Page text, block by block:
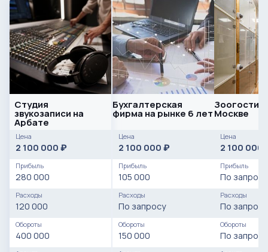
11 картин декора
Монитор Лос
Стол для монитора
Комбик Нiwаtt
Кулер для воды новый многофункциональный
Стойка для микрофона + фильтр
Полка для книг, декор для подкастов.
4 неоновых осветителя установленные по всей комнате
Принтер Саnоn isеnsys Мf3010
Студия
звукозаписи на
Арбате
Цена
2 100 000 ₽
Прибыль
280 000
Расходы
120 000
Обороты
400 000
Бухгалтерская
фирма на рынке 6 лет
Цена
2 100 000 ₽
Прибыль
105 000
Расходы
По запросу
Обороты
150 000
Москве
Цена
2 100 000
Прибыль
По запросу
Расходы
По запросу
Обороты
По запросу